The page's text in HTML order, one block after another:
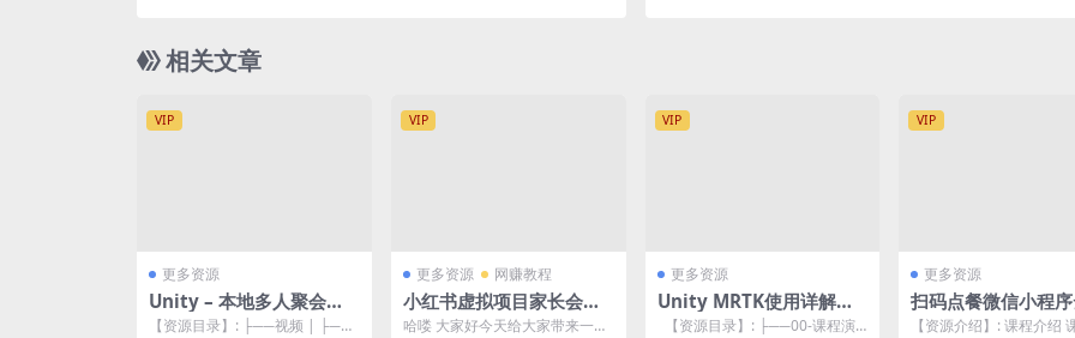
相关文章
VIP
更多资源
Unity – 本地多人聚会游
戏（OSC协议）
【资源目录】: ├──视频 | ├──
VIP
更多资源 网赚教程
小红书虚拟项目家长会项
目，单日一到三张【揭
哈喽 大家好今天给大家带来一期
VIP
更多资源
Unity MRTK使用详解
（Htc vive+LeapMotio
【资源目录】: ├──00-课程演
VIP
更多资源
扫码点餐微信小程
发，uniapp，vue
【资源介绍】: 课程介绍